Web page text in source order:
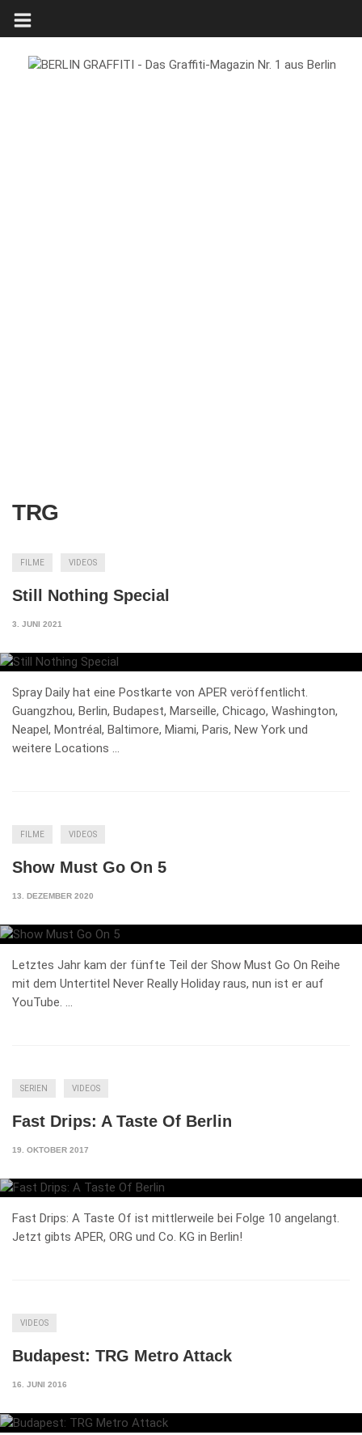
TRG
FILME VIDEOS
Still Nothing Special
3. JUNI 2021
Spray Daily hat eine Postkarte von APER veröffentlicht.
Guangzhou, Berlin, Budapest, Marseille, Chicago, Washington,
Neapel, Montréal, Baltimore, Miami, Paris, New York und
weitere Locations …
FILME VIDEOS
Show Must Go On 5
13. DEZEMBER 2020
Letztes Jahr kam der fünfte Teil der Show Must Go On Reihe
mit dem Untertitel Never Really Holiday raus, nun ist er auf
YouTube. …
SERIEN VIDEOS
Fast Drips: A Taste Of Berlin
19. OKTOBER 2017
Fast Drips: A Taste Of ist mittlerweile bei Folge 10 angelangt.
Jetzt gibts APER, ORG und Co. KG in Berlin!
VIDEOS
Budapest: TRG Metro Attack
16. JUNI 2016